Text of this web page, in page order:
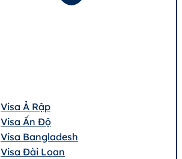
Visa Ả Rập
Visa Ấn Độ
Visa Bangladesh
Visa Đài Loan